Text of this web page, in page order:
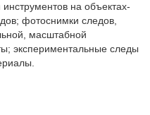
на объектах-
фотоснимки следов,
масштабной
экспериментальные следы